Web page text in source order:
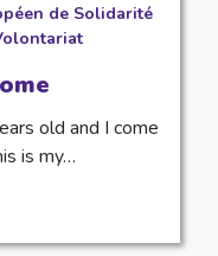
de Solidarité
old and I come
is my…